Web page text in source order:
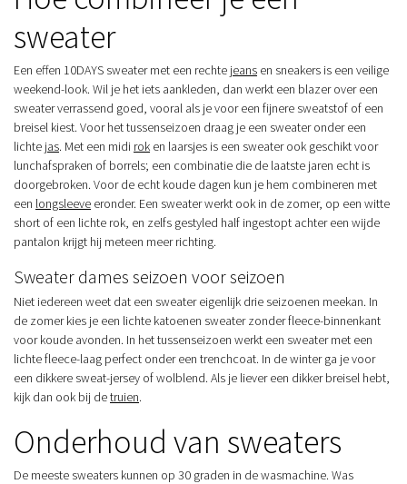
sweater
Een effen 10DAYS sweater met een rechte jeans en sneakers is een veilige
weekend-look. Wil je het iets aankleden, dan werkt een blazer over een
sweater verrassend goed, vooral als je voor een fijnere sweatstof of een
breisel kiest. Voor het tussenseizoen draag je een sweater onder een
lichte jas. Met een midi rok en laarsjes is een sweater ook geschikt voor
lunchafspraken of borrels; een combinatie die de laatste jaren echt is
doorgebroken. Voor de echt koude dagen kun je hem combineren met
een longsleeve eronder. Een sweater werkt ook in de zomer, op een witte
short of een lichte rok, en zelfs gestyled half ingestopt achter een wijde
pantalon krijgt hij meteen meer richting.
Sweater dames seizoen voor seizoen
Niet iedereen weet dat een sweater eigenlijk drie seizoenen meekan. In
de zomer kies je een lichte katoenen sweater zonder fleece-binnenkant
voor koude avonden. In het tussenseizoen werkt een sweater met een
lichte fleece-laag perfect onder een trenchcoat. In de winter ga je voor
een dikkere sweat-jersey of wolblend. Als je liever een dikker breisel hebt,
kijk dan ook bij detruien.
Onderhoud van sweaters
De meeste sweaters kunnen op 30 graden in de wasmachine. Was